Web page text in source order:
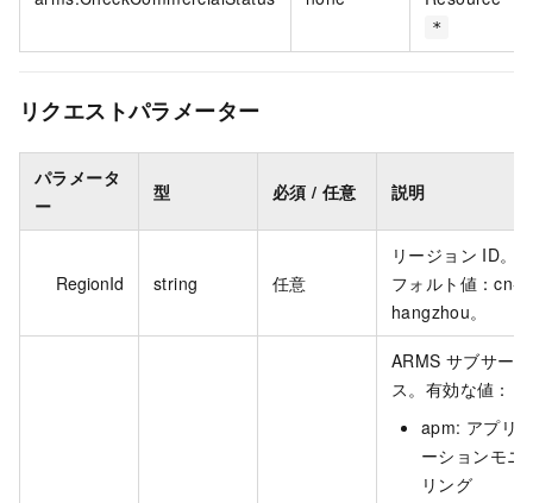
*
リクエストパラメーター
パラメータ
ー
型 必須 / 任意 説明
RegionId string 任意
リージョン ID。デ
フォルト値：cn-
hangzhou。
ARMS サブサービ
ス。有効な値：
apm: アプリ
ーションモニ
リング